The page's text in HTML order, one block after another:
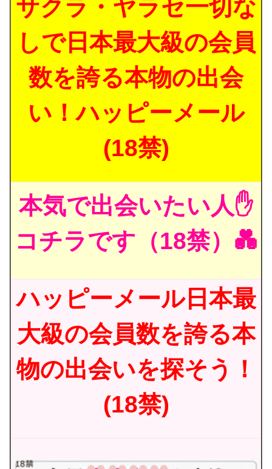
サクラ・ヤラセ一切な
しで日本最大級の会員
数を誇る本物の出会
い！ハッピーメール
(18禁)
本気で出会いたい人✋
コチラです（18禁）💑
ハッピーメール日本最
大級の会員数を誇る本
物の出会いを探そう！
(18禁)